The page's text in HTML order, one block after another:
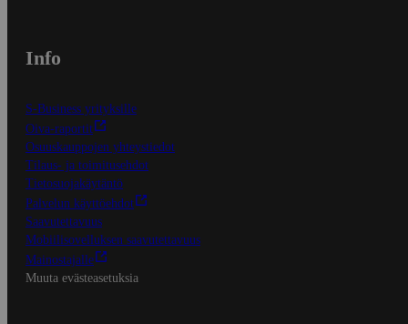
Info
S-Business yrityksille
Oiva-raportit
Osuuskauppojen yhteystiedot
Tilaus- ja toimitusehdot
Tietosuojakäytäntö
Palvelun käyttöehdot
Saavutettavuus
Mobiilisovelluksen saavutettavuus
Mainostajalle
Muuta evästeasetuksia